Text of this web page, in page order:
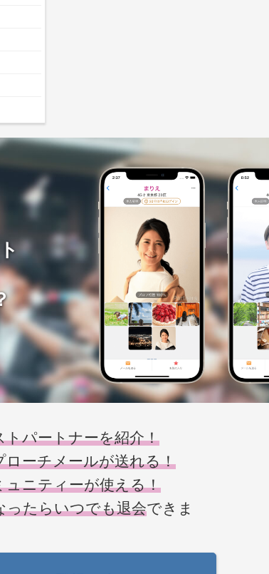
トパートナーを紹介！
ローチメールが送れる！
ュニティーが使える！
ったらいつでも退会できま